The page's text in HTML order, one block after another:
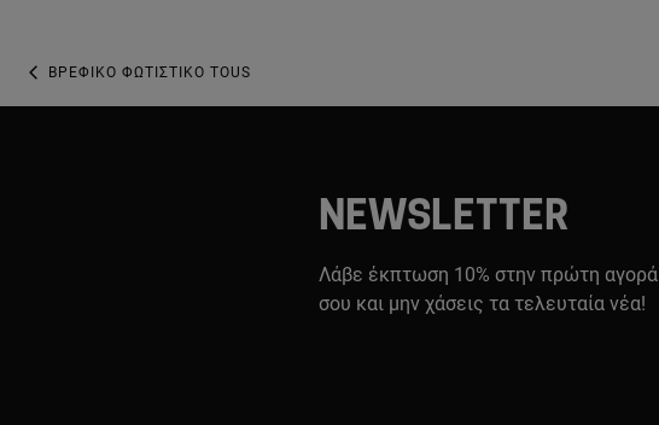
ΒΡΕΦΙΚΌ ΦΩΤΙΣΤΙΚΌ TOUS
NEWSLETTER
Λάβε έκπτωση 10% στην πρώτη αγορά
σου και μην χάσεις τα τελευταία νέα!